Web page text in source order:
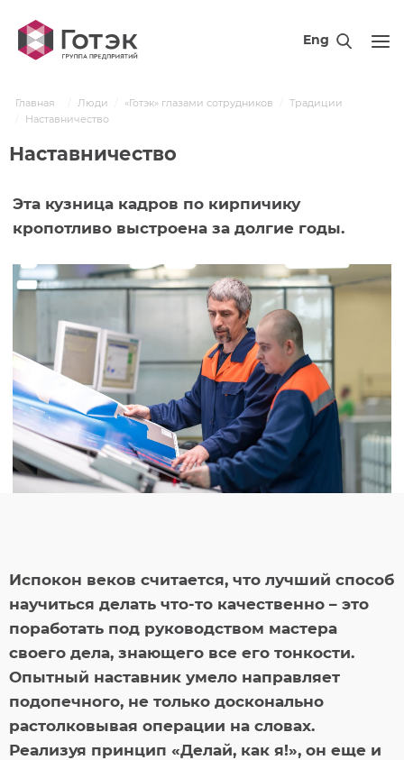
Eng
Главная Люди «Готэк» глазами сотрудников
Традиции
Наставничество
Наставничество
Эта кузница кадров по кирпичику
кропотливо выстроена за долгие годы.
Испокон веков считается, что лучший способ
научиться делать что-то качественно – это
поработать под руководством мастера
своего дела, знающего все его тонкости.
Опытный наставник умело направляет
подопечного, не только досконально
растолковывая операции на словах.
Реализуя принцип «Делай, как я!», он еще и